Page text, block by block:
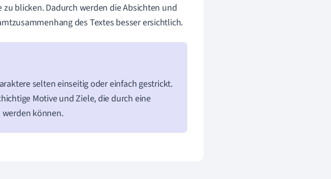
blicken. Dadurch werden die Absichten und
des Textes besser ersichtlich.
selten einseitig oder einfach gestrickt.
Motive und Ziele, die durch eine
können.